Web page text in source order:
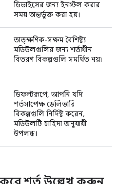
ডিভাইসের জন্য ইনস্টল করার
সময় অন্তর্ভুক্ত করা হয়।
তাত্ক্ষণিক-সক্ষম বৈশিষ্ট্য
মডিউলগুলির জন্য শর্তাধীন
বিতরণ বিকল্পগুলি সমর্থিত নয়৷
ডিফল্টরূপে, আপনি যদি
শর্তসাপেক্ষ ডেলিভারি
বিকল্পগুলি নির্দিষ্ট করেন,
মডিউলটি চাহিদা অনুযায়ী
উপলব্ধ।